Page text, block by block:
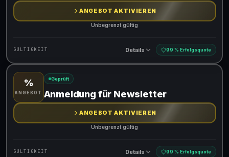
ANGEBOT AKTIVIEREN
Unbegrenzt gültig
GÜLTIGKEIT Details 99 % Erfolgsquote
Gültig für teilnehmende Produkte
%
ANGEBOT
Geprüft
Anmeldung für Newsletter
ANGEBOT AKTIVIEREN
Unbegrenzt gültig
GÜLTIGKEIT Details 99 % Erfolgsquote